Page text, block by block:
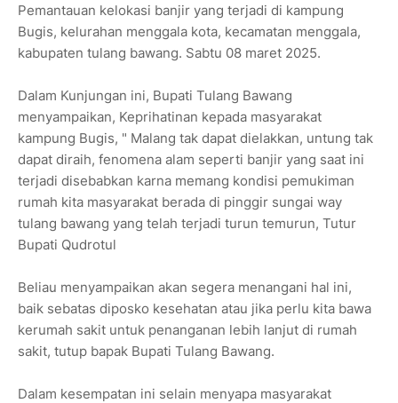
Pemantauan kelokasi banjir yang terjadi di kampung
Bugis, kelurahan menggala kota, kecamatan menggala,
kabupaten tulang bawang. Sabtu 08 maret 2025.
Dalam Kunjungan ini, Bupati Tulang Bawang
menyampaikan, Keprihatinan kepada masyarakat
kampung Bugis, " Malang tak dapat dielakkan, untung tak
dapat diraih, fenomena alam seperti banjir yang saat ini
terjadi disebabkan karna memang kondisi pemukiman
rumah kita masyarakat berada di pinggir sungai way
tulang bawang yang telah terjadi turun temurun, Tutur
Bupati Qudrotul
Beliau menyampaikan akan segera menangani hal ini,
baik sebatas diposko kesehatan atau jika perlu kita bawa
kerumah sakit untuk penanganan lebih lanjut di rumah
sakit, tutup bapak Bupati Tulang Bawang.
Dalam kesempatan ini selain menyapa masyarakat